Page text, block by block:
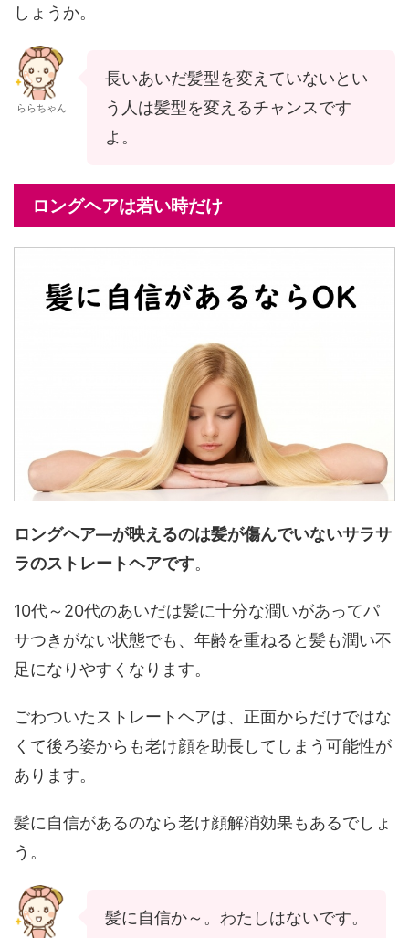
しょうか。
ららちゃん
長いあいだ髪型を変えていないとい
う人は髪型を変えるチャンスです
よ。
ロングヘアは若い時だけ
ロングヘア―が映えるのは髪が傷んでいないサラサ
ラのストレートヘアです。
10代～20代のあいだは髪に十分な潤いがあってパ
サつきがない状態でも、年齢を重ねると髪も潤い不
足になりやすくなります。
ごわついたストレートヘアは、正面からだけではな
くて後ろ姿からも老け顔を助長してしまう可能性が
あります。
髪に自信があるのなら老け顔解消効果もあるでしょ
う。
髪に自信か～。わたしはないです。